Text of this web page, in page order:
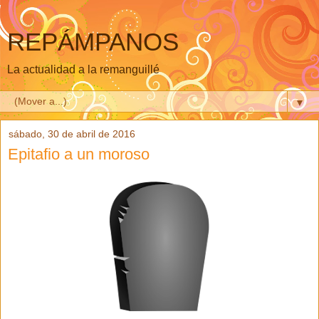
REPÁMPANOS
La actualidad a la remanguillé
▼
sábado, 30 de abril de 2016
Epitafio a un moroso